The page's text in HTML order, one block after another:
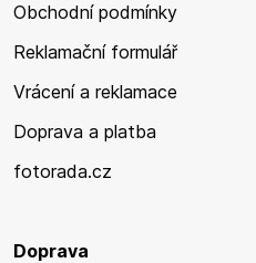
Obchodní podmínky
Reklamační formulář
Vrácení a reklamace
Doprava a platba
fotorada.cz
Doprava